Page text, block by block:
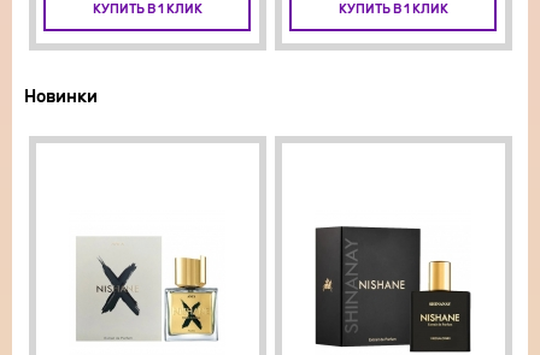
КУПИТЬ В 1 КЛИК КУПИТЬ В 1 КЛИК
Новинки